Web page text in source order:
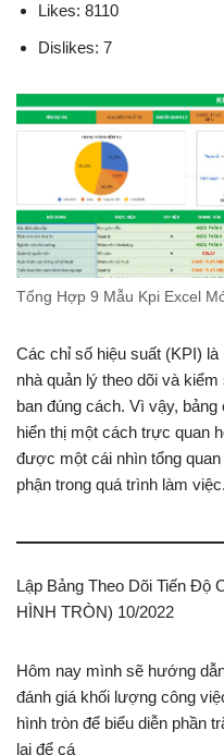
Likes: 8110
Dislikes: 7
Tổng Hợp 9 Mẫu Kpi Excel
Các chỉ số hiệu suất (KPI)
nhà quản lý theo dõi và
ban đúng cách. Vì vậy,
hiển thị một cách trực quan
được một cái nhìn tổng
phận trong quá trình làm việc.
Lập Bảng Theo Dõi Tiến Độ
HÌNH TRÒN) 10/2022
Hôm nay mình sẽ hướng
đánh giá khối lượng công
hình tròn để biểu diễn phần
lại để cá